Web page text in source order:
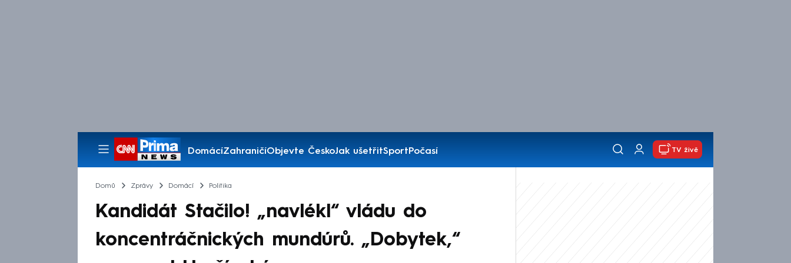
DomácíZahraničíObjevte ČeskoJak ušetřitSportPočasí
Pořady
TV živě
Domů Zprávy Domácí Politika
Kandidát Stačilo! „navlékl“ vládu do
koncentráčnických mundúrů. „Dobytek,“